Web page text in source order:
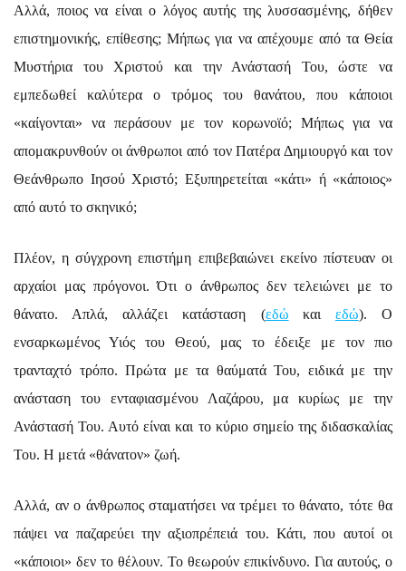
Αλλά, ποιος να είναι ο λόγος αυτής της λυσσασμένης, δήθεν
επιστημονικής, επίθεσης; Μήπως για να απέχουμε από τα Θεία
Μυστήρια του Χριστού και την Ανάστασή Του, ώστε να
εμπεδωθεί καλύτερα ο τρόμος του θανάτου, που κάποιοι
«καίγονται» να περάσουν με τον κορωνοϊό; Μήπως για να
απομακρυνθούν οι άνθρωποι από τον Πατέρα Δημιουργό και τον
Θεάνθρωπο Ιησού Χριστό; Εξυπηρετείται «κάτι» ή «κάποιος»
από αυτό το σκηνικό;
Πλέον, η σύγχρονη επιστήμη επιβεβαιώνει εκείνο πίστευαν οι
αρχαίοι μας πρόγονοι. Ότι ο άνθρωπος δεν τελειώνει με το
θάνατο. Απλά, αλλάζει κατάσταση (εδώ και εδώ). Ο
ενσαρκωμένος Υιός του Θεού, μας το έδειξε με τον πιο
τρανταχτό τρόπο. Πρώτα με τα θαύματά Του, ειδικά με την
ανάσταση του ενταφιασμένου Λαζάρου, μα κυρίως με την
Ανάστασή Του. Αυτό είναι και το κύριο σημείο της διδασκαλίας
Του. Η μετά «θάνατον» ζωή.
Αλλά, αν ο άνθρωπος σταματήσει να τρέμει το θάνατο, τότε θα
πάψει να παζαρεύει την αξιοπρέπειά του. Κάτι, που αυτοί οι
«κάποιοι» δεν το θέλουν. Το θεωρούν επικίνδυνο. Για αυτούς, ο